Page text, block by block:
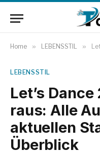
Home » LEBENSSTIL »
LEBENSSTIL
Let’s
raus: Alle
aktuellen
Überblick